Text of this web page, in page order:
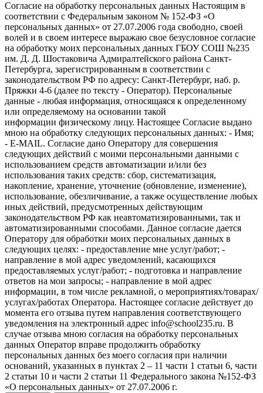
Согласие на обработку персональных данных Настоящим в
соответствии с Федеральным законом № 152-ФЗ «О
персональных данных» от 27.07.2006 года свободно, своей
волей и в своем интересе выражаю свое безусловное согласие
на обработку моих персональных данных ГБОУ СОШ №235
им. Д. Д. Шостаковича Адмиралтейского района Санкт-
Петербурга, зарегистрированным в соответствии с
законодательством РФ по адресу: Санкт-Петербург, наб. р.
Пряжки 4-6 (далее по тексту - Оператор). Персональные
данные - любая информация, относящаяся к определенному
или определяемому на основании такой
информации физическому лицу. Настоящее Согласие выдано
мною на обработку следующих персональных данных: - Имя;
- E-MAIL. Согласие дано Оператору для совершения
следующих действий с моими персональными данными с
использованием средств автоматизации и/или без
использования таких средств: сбор, систематизация,
накопление, хранение, уточнение (обновление, изменение),
использование, обезличивание, а также осуществление любых
иных действий, предусмотренных действующим
законодательством РФ как неавтоматизированными, так и
автоматизированными способами. Данное согласие дается
Оператору для обработки моих персональных данных в
следующих целях: - предоставление мне услуг/работ; -
направление в мой адрес уведомлений, касающихся
предоставляемых услуг/работ; - подготовка и направление
ответов на мои запросы; - направление в мой адрес
информации, в том числе рекламной, о мероприятиях/товарах/
услугах/работах Оператора. Настоящее согласие действует до
момента его отзыва путем направления соответствующего
уведомления на электронный адрес info@school235.ru. В
случае отзыва мною согласия на обработку персональных
данных Оператор вправе продолжить обработку
персональных данных без моего согласия при наличии
оснований, указанных в пунктах 2 – 11 части 1 статьи 6, части
2 статьи 10 и части 2 статьи 11 Федерального закона №152-ФЗ
«О персональных данных» от 27.07.2006 г.